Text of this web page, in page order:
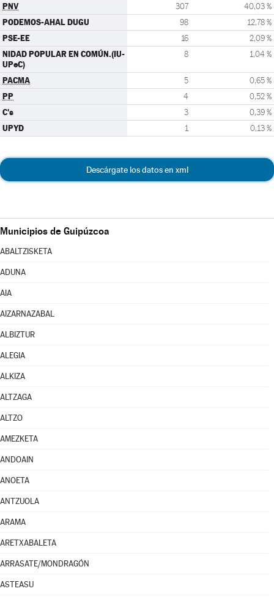
PNV 307 40,03 %
PODEMOS-AHAL DUGU 98 12,78 %
PSE-EE 16 2,09 %
NIDAD POPULAR EN COMÚN.(IU-
UPeC)
8 1,04 %
PACMA 5 0,65 %
PP 4 0,52 %
C's 3 0,39 %
UPYD 1 0,13 %
Descárgate los datos en xml
Municipios de Guipúzcoa
ABALTZISKETA
ADUNA
AIA
AIZARNAZABAL
ALBIZTUR
ALEGIA
ALKIZA
ALTZAGA
ALTZO
AMEZKETA
ANDOAIN
ANOETA
ANTZUOLA
ARAMA
ARETXABALETA
ARRASATE/MONDRAGÓN
ASTEASU